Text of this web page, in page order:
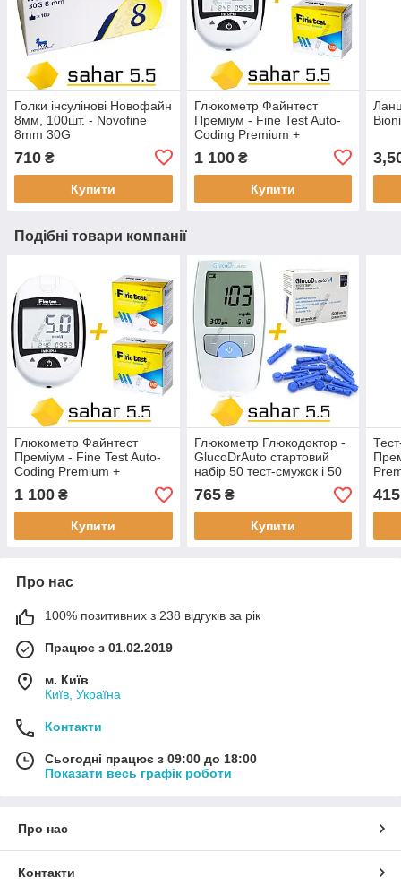
Голки інсулінові Новофайн
8мм, 100шт. - Novofine
8mm 30G
710 ₴
Купити
Глюкометр Файнтест
Преміум - Fine Test Auto-
Coding Premium +
смужок Файнтест
1 100₴
Купити
Подібні товари компанії
Глюкометр Файнтест
Преміум - Fine Test Auto-
Coding Premium +
стартовий набір 100
смужок Файнтест
1 100 ₴
Купити
Глюкометр Глюкодоктор -
GlucoDrAuto стартовий
набір 50 тест-смужок і 50
ланцетів
765₴
Купити
415
Про нас
100% позитивних з 238 відгуків за рік
Працює з 01.02.2019
м. Київ
Київ, Україна
Контакти
Сьогодні працює з 09:00 до 18:00
Показати весь графік роботи
Про нас
Контакти